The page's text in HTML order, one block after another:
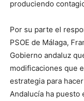
produciendo
Por su parte el
PSOE de Málaga,
Gobierno andaluz
modificaciones que
estrategia para
Andalucía ha puesto